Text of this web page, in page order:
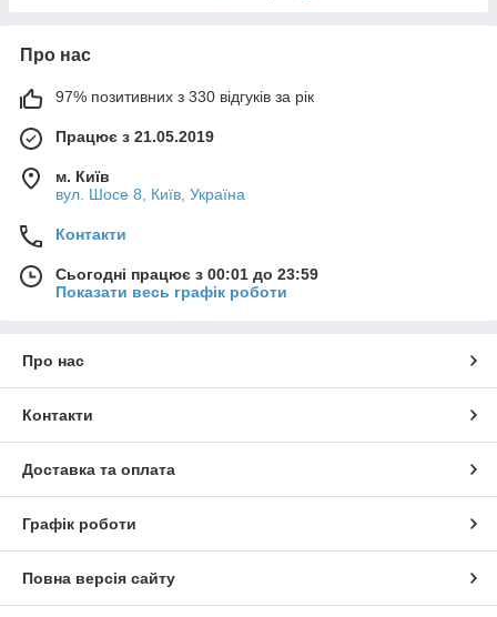
Про нас
97% позитивних з 330 відгуків за рік
Працює з 21.05.2019
м. Київ
вул. Шосе 8, Київ, Україна
Контакти
Сьогодні працює з 00:01 до 23:59
Показати весь графік роботи
Про нас
Контакти
Доставка та оплата
Графік роботи
Повна версія сайту